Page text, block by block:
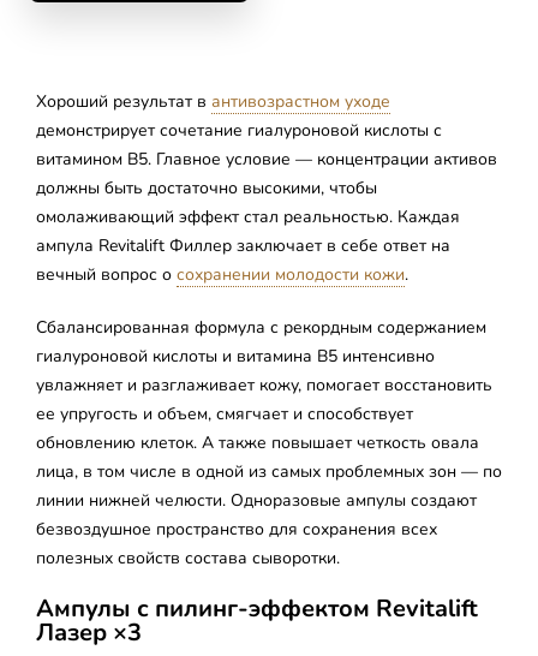
Хороший результат в антивозрастном уходе
демонстрирует сочетание гиалуроновой кислоты с
витамином B5. Главное условие — концентрации активов
должны быть достаточно высокими, чтобы
омолаживающий эффект стал реальностью. Каждая
ампула Revitalift Филлер заключает в себе ответ на
вечный вопрос о сохранении молодости кожи.
Сбалансированная формула с рекордным содержанием
гиалуроновой кислоты и витамина B5 интенсивно
увлажняет и разглаживает кожу, помогает восстановить
ее упругость и объем, смягчает и способствует
обновлению клеток. А также повышает четкость овала
лица, в том числе в одной из самых проблемных зон — по
линии нижней челюсти. Одноразовые ампулы создают
безвоздушное пространство для сохранения всех
полезных свойств состава сыворотки.
Ампулы с пилинг-эффектом Revitalift
Лазер ×3